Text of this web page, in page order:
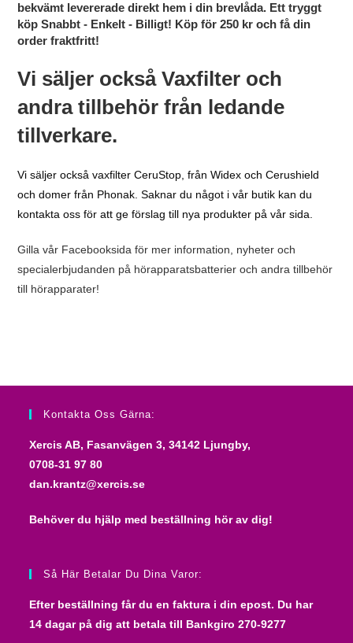
bekvämt levererade direkt hem i din brevlåda. Ett tryggt
köp Snabbt - Enkelt - Billigt! Köp för 250 kr och få din
order fraktfritt!
Vi säljer också Vaxfilter och
andra tillbehör från ledande
tillverkare.
Vi säljer också vaxfilter CeruStop, från Widex och Cerushield
och domer från Phonak. Saknar du något i vår butik kan du
kontakta oss för att ge förslag till nya produkter på vår sida.
Gilla vår Facebooksida för mer information, nyheter och
specialerbjudanden på hörapparatsbatterier och andra tillbehör
till hörapparater!
Kontakta Oss Gärna:
Xercis AB, Fasanvägen 3, 34142 Ljungby,
0708-31 97 80
dan.krantz@xercis.se
Behöver du hjälp med beställning hör av dig!
Så Här Betalar Du Dina Varor:
Efter beställning får du en faktura i din epost. Du har
14 dagar på dig att betala till Bankgiro 270-9277